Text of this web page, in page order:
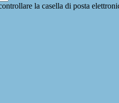
la casella di posta